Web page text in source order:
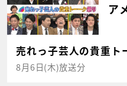
ア
売れっ子芸人の貴重ト
8月6日(木)放送分